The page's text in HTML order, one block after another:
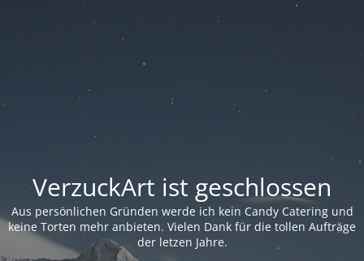
VerzuckArt ist geschlossen
Aus persönlichen Gründen werde ich kein Candy Catering und
keine Torten mehr anbieten. Vielen Dank für die tollen Aufträge
der letzen Jahre.